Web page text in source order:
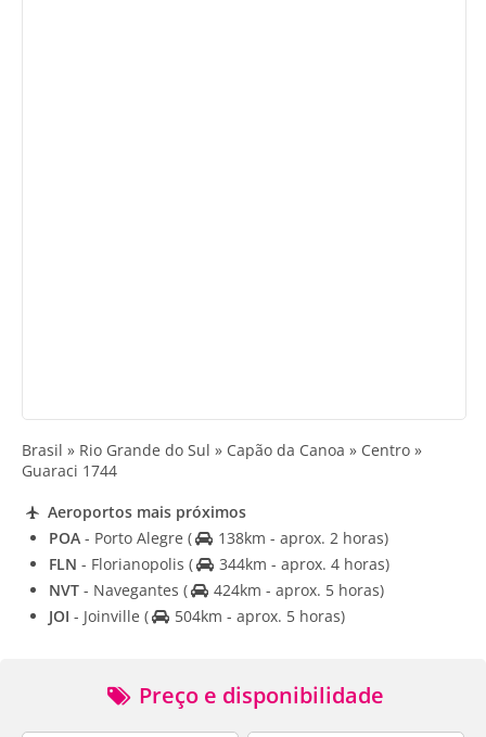
Brasil » Rio Grande do Sul » Capão da Canoa » Centro »
Guaraci 1744
Aeroportos mais próximos
POA - Porto Alegre (
138km - aprox. 2 horas)
FLN - Florianopolis (
344km - aprox. 4 horas)
NVT - Navegantes (
424km - aprox. 5 horas)
JOI - Joinville ( 504km - aprox. 5 horas)
Preço e disponibilidade